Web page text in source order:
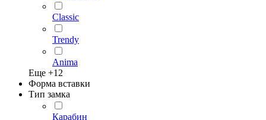
Classic
Trendy
Anima
Еще +12
Форма вставки
Тип замка
Карабин